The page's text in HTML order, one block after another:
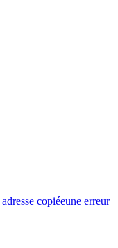
adresse copiéeune erreur